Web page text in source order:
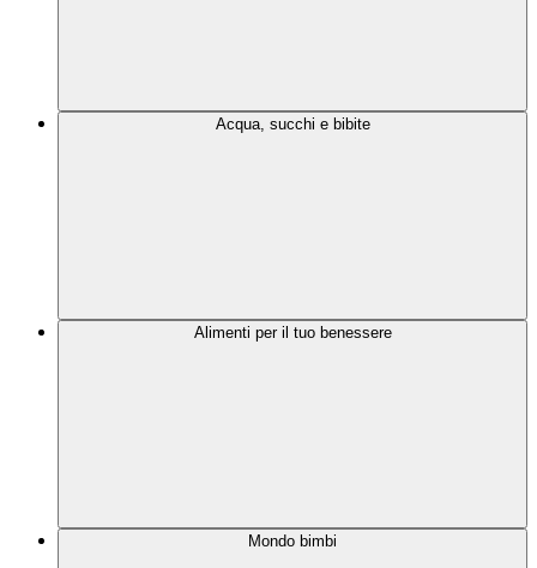
Acqua, succhi e bibite
Alimenti per il tuo benessere
Mondo bimbi